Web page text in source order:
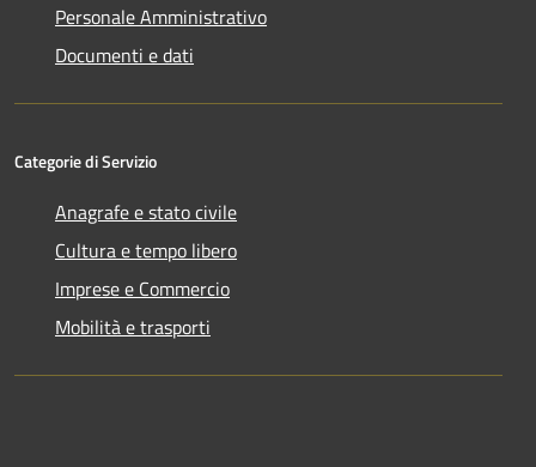
Personale Amministrativo
Documenti e dati
Categorie di Servizio
Anagrafe e stato civile
Cultura e tempo libero
Imprese e Commercio
Mobilità e trasporti